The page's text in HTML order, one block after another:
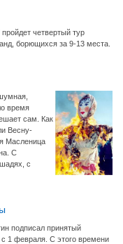
четвертый тур
борющихся за 9-13 места.
время
сам. Как
Весну-
Масленица
С
с
подписал принятый
1 февраля. С этого времени